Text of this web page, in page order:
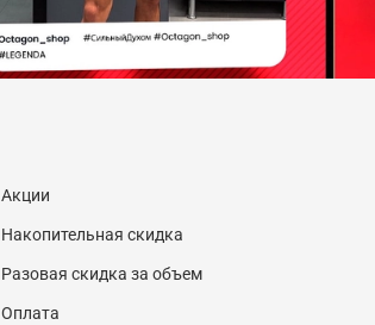
Акции
Накопительная скидка
Разовая скидка за объем
Оплата